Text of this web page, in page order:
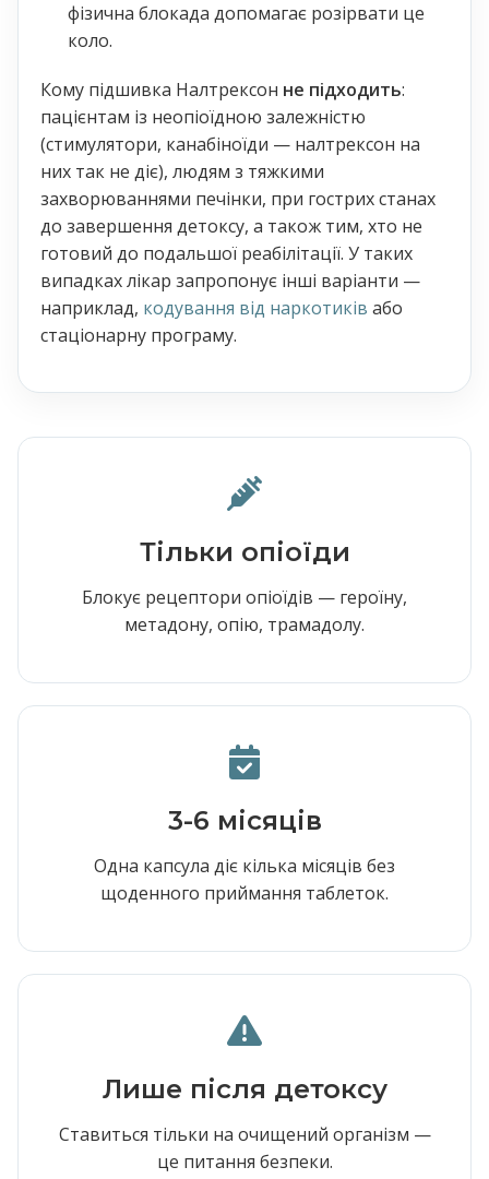
фізична блокада допомагає розірвати це
коло.
Кому підшивка Налтрексон не підходить:
пацієнтам із неопіоїдною залежністю
(стимулятори, канабіноїди — налтрексон на
них так не діє), людям з тяжкими
захворюваннями печінки, при гострих станах
до завершення детоксу, а також тим, хто не
готовий до подальшої реабілітації. У таких
випадках лікар запропонує інші варіанти —
наприклад, кодування від наркотиків або
стаціонарну програму.
Тільки опіоїди
Блокує рецептори опіоїдів — героїну,
метадону, опію, трамадолу.
3-6 місяців
Одна капсула діє кілька місяців без
щоденного приймання таблеток.
Лише після детоксу
Ставиться тільки на очищений організм —
це питання безпеки.